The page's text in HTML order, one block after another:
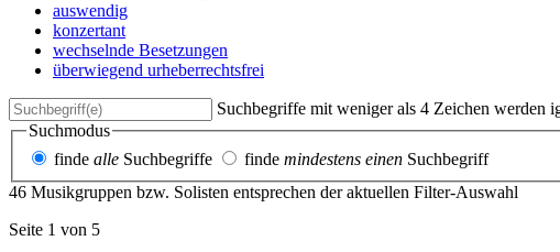
auswendig
konzertant
wechselnde Besetzungen
überwiegend urheberrechtsfrei
Suchbegriffe mit weniger als 4 Zeichen werden
Suchmodus
finde alle Suchbegriffe finde mindestens einen Suchbegriff
46 Musikgruppen bzw. Solisten entsprechen der aktuellen Filter-Auswahl
Seite 1 von 5